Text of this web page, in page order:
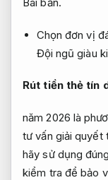
Chọn đơn vị
Đội ngũ giàu
Rút tiền thẻ tín
năm 2026 là
tư vấn giải quyết
hãy sử dụng
kiểm tra để bảo